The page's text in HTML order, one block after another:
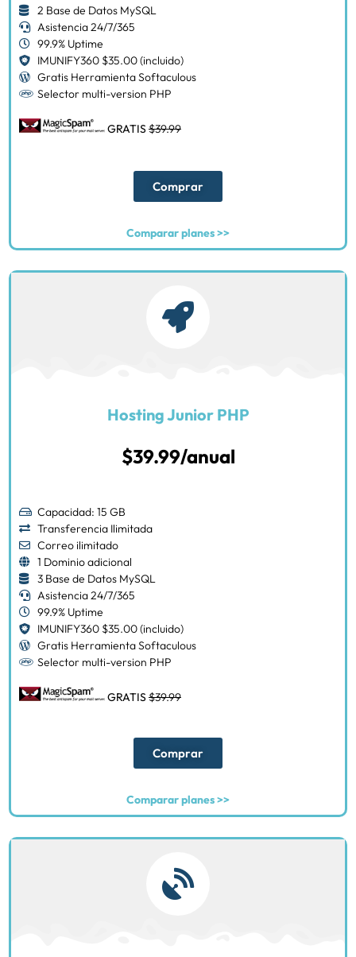
2 Base de Datos MySQL
Asistencia 24/7/365
99.9% Uptime
IMUNIFY360 $35.00 (incluido)
Gratis Herramienta Softaculous
Selector multi-version PHP
GRATIS$39.99
Comprar
Comparar planes >>
Hosting Junior PHP
$39.99/anual
Capacidad: 15 GB
Transferencia Ilimitada
Correo ilimitado
1 Dominio adicional
3 Base de Datos MySQL
Asistencia 24/7/365
99.9% Uptime
IMUNIFY360 $35.00 (incluido)
Gratis Herramienta Softaculous
Selector multi-version PHP
GRATIS$39.99
Comprar
Comparar planes >>